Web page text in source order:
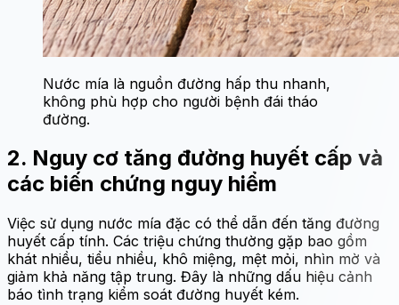
Nước mía là nguồn đường hấp thu nhanh,
không phù hợp cho người bệnh đái tháo
đường.
2. Nguy cơ tăng đường huyết cấp và
các biến chứng nguy hiểm
Việc sử dụng nước mía đặc có thể dẫn đến tăng đường
huyết cấp tính. Các triệu chứng thường gặp bao gồm
khát nhiều, tiểu nhiều, khô miệng, mệt mỏi, nhìn mờ và
giảm khả năng tập trung. Đây là những dấu hiệu cảnh
báo tình trạng kiểm soát đường huyết kém.